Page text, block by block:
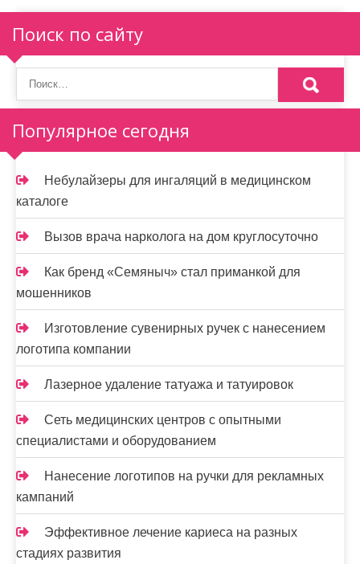
и
я
п
о
з
а
п
и
с
я
м
Поиск по сайту
Популярное сегодня
Небулайзеры для ингаляций в медицинском
каталоге
Вызов врача нарколога на дом круглосуточно
Как бренд «Семяныч» стал приманкой для
мошенников
Изготовление сувенирных ручек с нанесением
логотипа компании
Лазерное удаление татуажа и татуировок
Сеть медицинских центров с опытными
специалистами и оборудованием
Нанесение логотипов на ручки для рекламных
кампаний
Эффективное лечение кариеса на разных
стадиях развития